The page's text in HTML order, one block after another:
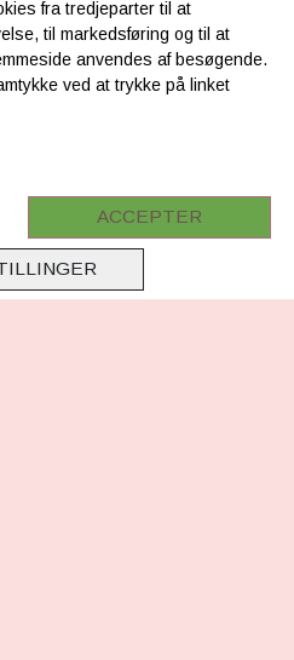
fra tredjeparter til at
til markedsføring og til at
anvendes af besøgende.
ved at trykke på linket
ACCEPTER